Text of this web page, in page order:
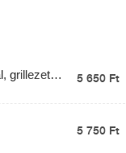
grillezett
5 650 Ft
5 750 Ft